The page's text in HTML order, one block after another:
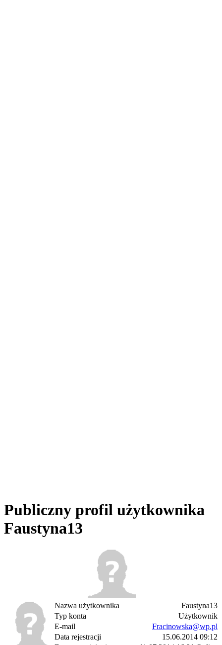
Publiczny profil użytkownika
Faustyna13
Nazwa użytkownika
Faustyna13
Typ konta
Użytkownik
E-mail
Fracinowska@wp.pl
Data rejestracji
15.06.2014 09:12